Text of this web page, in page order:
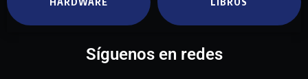
Síguenos en redes